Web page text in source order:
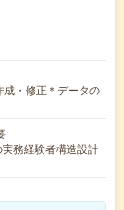
成・修正＊データの
務経験者構造設計